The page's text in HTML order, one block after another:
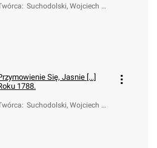
: Suchodolski, Wojciech W
Się, Jasnie [...]
1788.
: Suchodolski, Wojciech W